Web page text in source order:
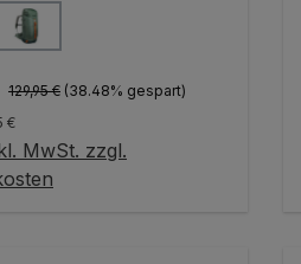
auswählen
Regulärer Preis:
129,95 € (38.48% gespart)
€
MwSt. zzgl.
Warenkorb